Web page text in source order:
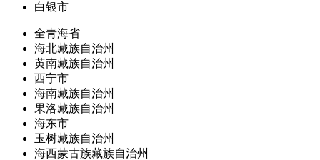
白银市
全青海省
海北藏族自治州
黄南藏族自治州
西宁市
海南藏族自治州
果洛藏族自治州
海东市
玉树藏族自治州
海西蒙古族藏族自治州